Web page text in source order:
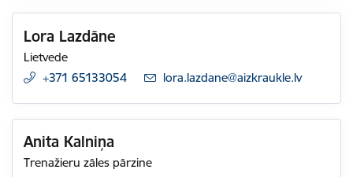
Lora Lazdāne
Lietvede
+371 65133054
E-pasts:
lora.lazdane@aizkraukle.lv
Anita Kalniņa
Trenažieru zāles pārzine